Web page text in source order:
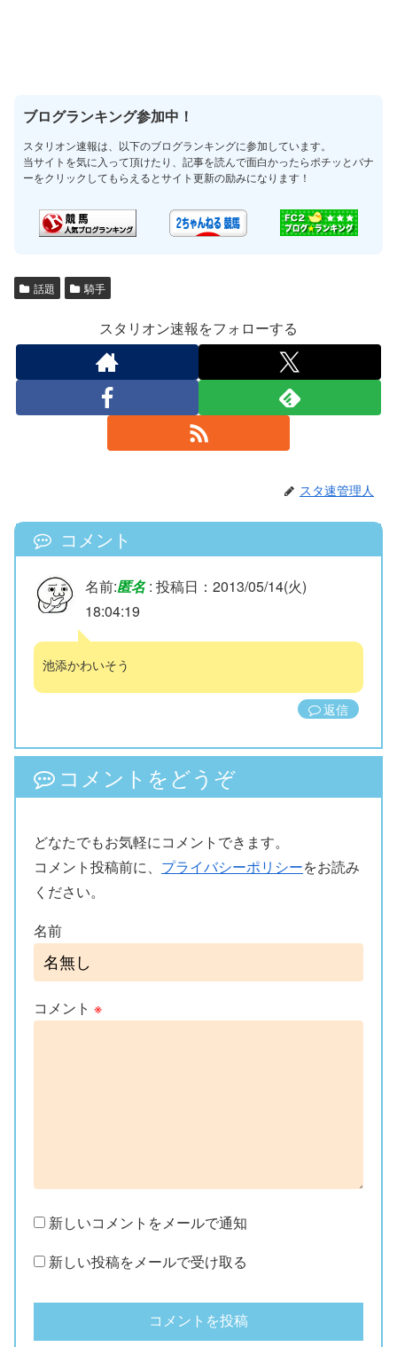
ブログランキング参加中！
スタリオン速報は、以下のブログランキングに参加しています。
当サイトを気に入って頂けたり、記事を読んで面白かったらポチッとバナ
ーをクリックしてもらえるとサイト更新の励みになります！
話題 騎手
スタリオン速報をフォローする
スタ速管理人
コメント
名前:匿名: 投稿日：2013/05/14(火)
18:04:19
池添かわいそう
返信
コメントをどうぞ
どなたでもお気軽にコメントできます。
コメント投稿前に、 プライバシーポリシーをお読み
ください。
名前
コメント ※
新しいコメントをメールで通知
新しい投稿をメールで受け取る